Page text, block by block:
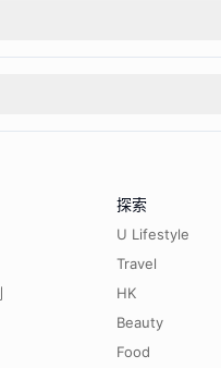
探索
U Lifestyle
Travel
HK
Beauty
Food